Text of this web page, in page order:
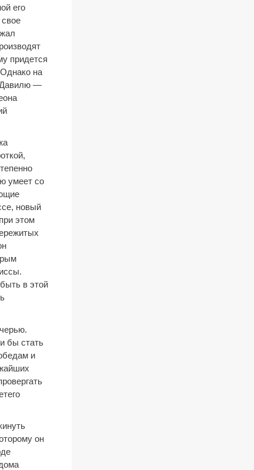
его
придется
на
Давилю —
умеет со
новый
этом
в этой
бы стать
и
он